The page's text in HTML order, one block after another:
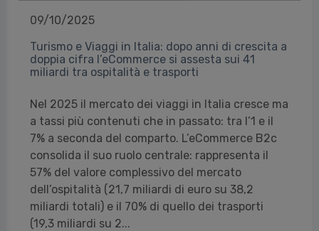
09/10/2025
Turismo e Viaggi in Italia: dopo anni di crescita a
doppia cifra l’eCommerce si assesta sui 41
miliardi tra ospitalità e trasporti
Nel 2025 il mercato dei viaggi in Italia cresce ma
a tassi più contenuti che in passato: tra l’1 e il
7% a seconda del comparto. L’eCommerce B2c
consolida il suo ruolo centrale: rappresenta il
57% del valore complessivo del mercato
dell’ospitalità (21,7 miliardi di euro su 38,2
miliardi totali) e il 70% di quello dei trasporti
(19,3 miliardi su 2...